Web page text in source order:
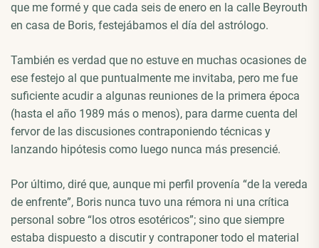
que me formé y que cada seis de enero en la calle Beyrouth
en casa de Boris, festejábamos el día del astrólogo.
También es verdad que no estuve en muchas ocasiones de
ese festejo al que puntualmente me invitaba, pero me fue
suficiente acudir a algunas reuniones de la primera época
(hasta el año 1989 más o menos), para darme cuenta del
fervor de las discusiones contraponiendo técnicas y
lanzando hipótesis como luego nunca más presencié.
Por último, diré que, aunque mi perfil provenía “de la vereda
de enfrente”, Boris nunca tuvo una rémora ni una crítica
personal sobre “los otros esotéricos”; sino que siempre
estaba dispuesto a discutir y contraponer todo el material